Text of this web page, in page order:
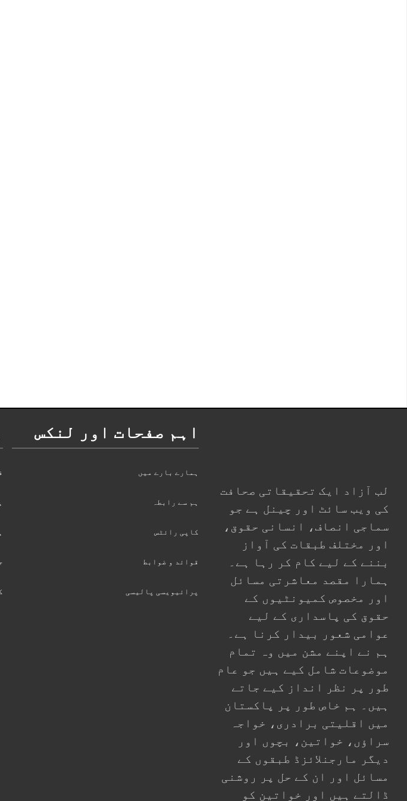
لب آزاد ایک تحقیقاتی صحافت
کی ویب سائٹ اور چینل ہے جو
سماجی انصاف، انسانی حقوق،
اور مختلف طبقات کی آواز
بننے کے لیے کام کر رہا ہے۔
ہمارا مقصد معاشرتی مسائل
اور مخصوص کمیونٹیوں کے
حقوق کی پاسداری کے لیے
عوامی شعور بیدار کرنا ہے۔
ہم نے اپنے مشن میں وہ تمام
موضوعات شامل کیے ہیں جو عام
طور پر نظر انداز کیے جاتے
ہیں۔ ہم خاص طور پر پاکستان
میں اقلیتی برادری، خواجہ
سراؤں، خواتین، بچوں اور
دیگر مارجنلائزڈ طبقوں کے
مسائل اور ان کے حل پر روشنی
ڈالتے ہیں اور خواتین کو
اہم صفحات اور لنکس
ہمارے بارے میں
ہم سے رابطہ
کاپی رائٹس
قوائد و ضوابط
پرائیویسی پالیسی